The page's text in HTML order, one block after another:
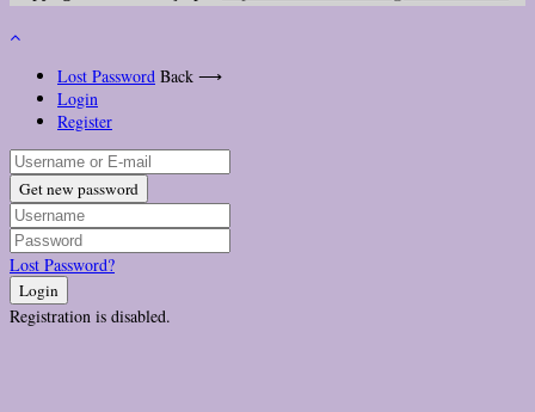
Lost Password Back ⟶
Login
Register
Get new password
Lost Password?
Login
Registration is disabled.